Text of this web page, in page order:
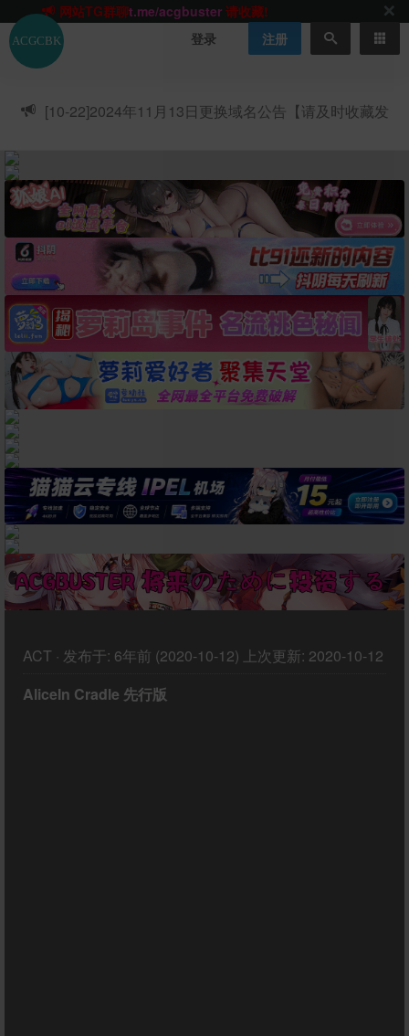
网站TG群聊t.me/acgbuster 请收藏!
ACGCBK官方App
点击下载 永不迷路！
网站最新无墙域名
请收藏!-20250123
ACGCBK官方App 点击下载永不迷路！
网站最新无墙域名
网站永久主站域名
acgcbk.vip请收藏!
ACGCBK官方App点击下载
永不迷路！
网站最新无墙域名acgcbk55.vip 请收藏!-20250123
登录 注册
[10-22]2024年11月13日更换域名公告【请及时收藏发
ACT · 发布于: 6年前 (2020-10-12) 上次更新: 2020-10-12
AliceIn Cradle 先行版